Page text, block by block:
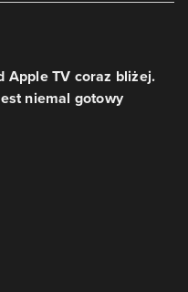
Apple TV coraz bliżej.
niemal gotowy